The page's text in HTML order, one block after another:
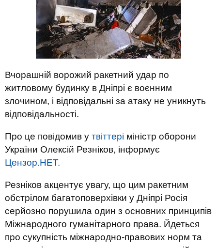
Вчорашній ворожий ракетний удар по
житловому будинку в Дніпрі є воєнним
злочином, і відповідальні за атаку не уникнуть
відповідальності.
Про це повідомив у твіттері міністр оборони
України Олексій Резніков, інформує
Цензор.НЕТ.
Резніков акцентує увагу, що цим ракетним
обстрілом багатоповерхівки у Дніпрі Росія
серйозно порушила один з основних принципів
Міжнародного гуманітарного права. Йдеться
про сукупність міжнародно-правових норм та